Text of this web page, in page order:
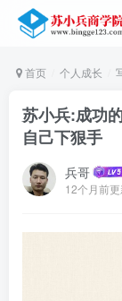
首页 个人成长
苏小兵:成功
自己下狠手
兵哥
12个月前